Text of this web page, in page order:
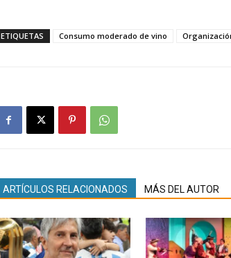
ETIQUETAS Consumo moderado de vino
ARTÍCULOS RELACIONADOS MÁS DEL AUTOR